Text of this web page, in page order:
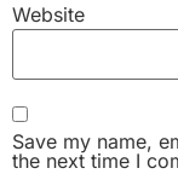
Website
Save my name,
the next time I